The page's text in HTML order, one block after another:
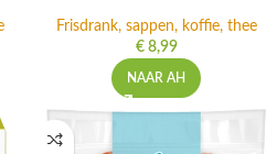
Frisdrank, sappen, koffie, thee
€8,99
NAAR AH